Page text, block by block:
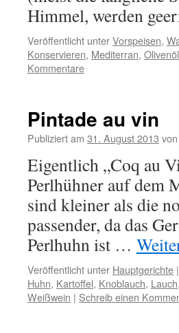
Himmel, werden
Veröffentlicht unterVorspeisen,
Konservieren, Mediterran, Olivenöl
Kommentare
Pintade au vin
Publiziert am 31. August 2013 von
Eigentlich „Coq au
Perlhühner auf dem
sind kleiner als die
passender, da das
Perlhuhn ist …
Veröffentlicht unter Hauptgerichte |
Huhn, Kartoffel, Knoblauch, Lauch,
Weißwein | Schreib einen